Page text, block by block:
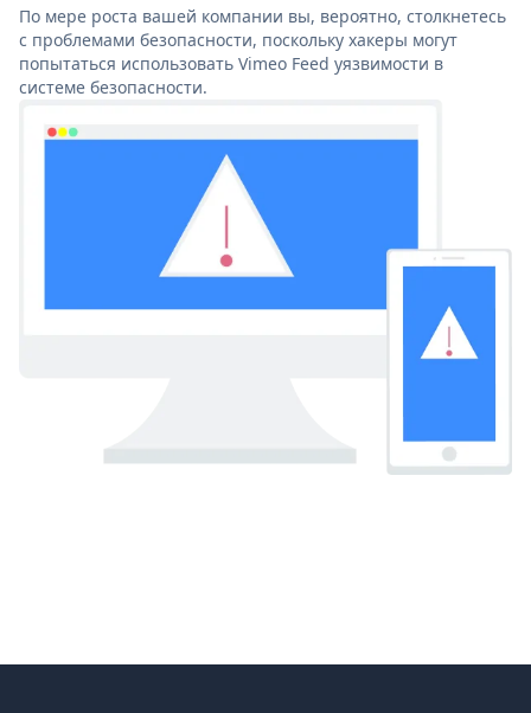
По мере роста вашей компании вы, вероятно, столкнетесь
с проблемами безопасности, поскольку хакеры могут
попытаться использовать Vimeo Feed уязвимости в
системе безопасности.